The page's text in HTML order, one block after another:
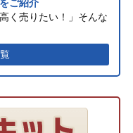
ご紹介
く売りたい！」そんな